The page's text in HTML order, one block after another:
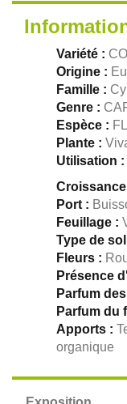
Variété :
Origine :
Famille :
Genre :
Espèce :
Plante :
Utilisation :
Port :
Feuillage :
Type de
Fleurs :
Présence
Parfum
Parfum du
Apports :
organique